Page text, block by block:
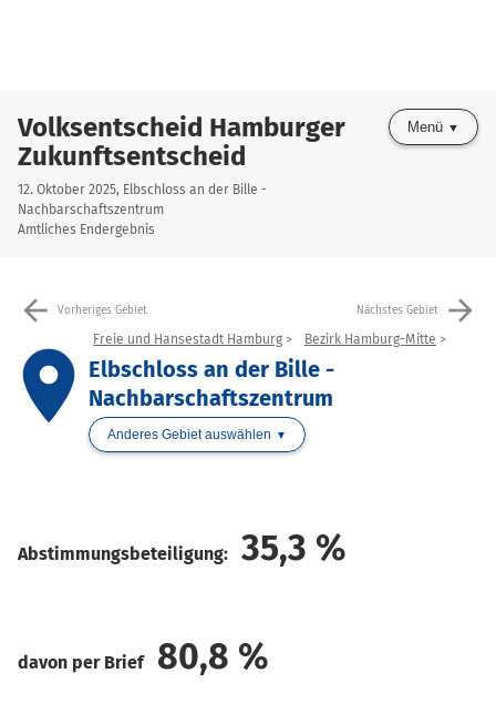
Volksentscheid Hamburger
Zukunftsentscheid
12. Oktober 2025, Elbschloss an der Bille -
Nachbarschaftszentrum
Amtliches Endergebnis
Menü
arrow_back Vorheriges Gebiet Nächstes Gebiet arrow_forward
place
Freie und Hansestadt Hamburg Bezirk Hamburg-Mitte
Elbschloss an der Bille -
Nachbarschaftszentrum
Anderes Gebiet auswählen
Abstimmungsbeteiligung: 35,3 %
davon per Brief 80,8 %